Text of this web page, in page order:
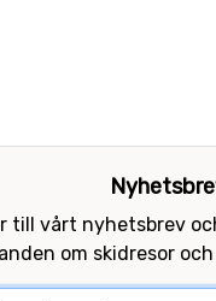
till vårt nyhetsbrev
om skidresor